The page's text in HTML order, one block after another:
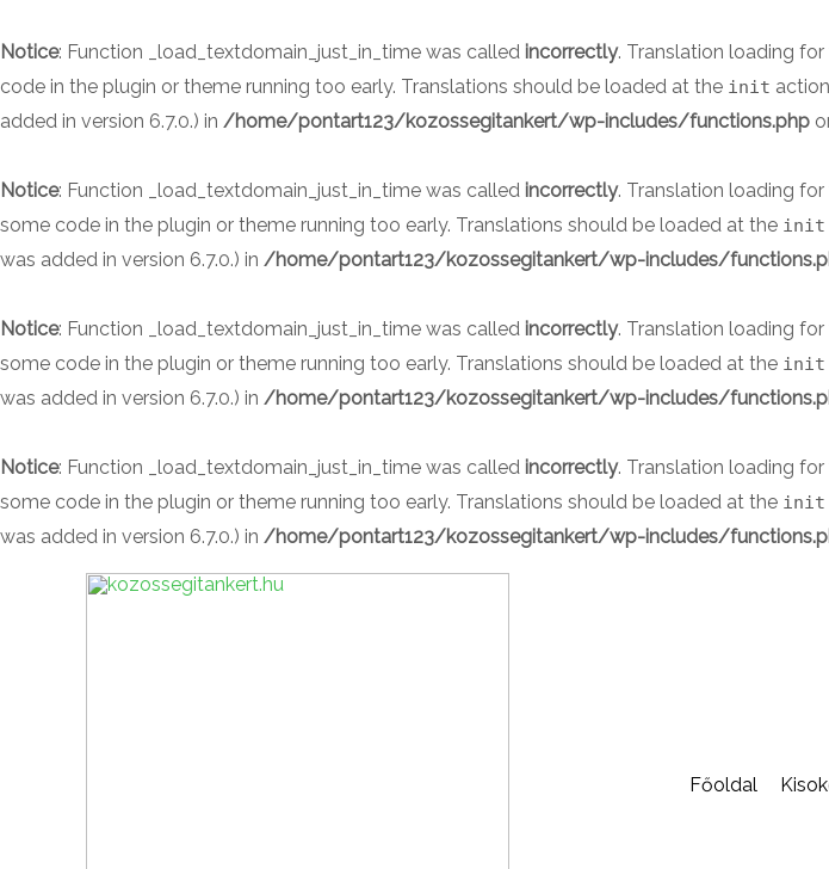
Notice: Function _load_textdomain_just_in_time was called incorrectly. Translation loading for
code in the plugin or theme running too early. Translations should be loaded at the init
added in version 6.7.0.) in /home/pontart123/kozossegitankert/wp-includes/functions.php
Notice: Function _load_textdomain_just_in_time was called incorrectly. Translation loading for
some code in the plugin or theme running too early. Translations should be loaded at the init
was added in version 6.7.0.) in /home/pontart123/kozossegitankert/wp-includes/
Notice: Function _load_textdomain_just_in_time was called incorrectly. Translation loading for
some code in the plugin or theme running too early. Translations should be loaded at the init
was added in version 6.7.0.) in /home/pontart123/kozossegitankert/wp-includes/
Notice: Function _load_textdomain_just_in_time was called incorrectly. Translation loading for
some code in the plugin or theme running too early. Translations should be loaded at the init
was added in version 6.7.0.) in /home/pontart123/kozossegitankert/wp-includes/
to
content
Főoldal